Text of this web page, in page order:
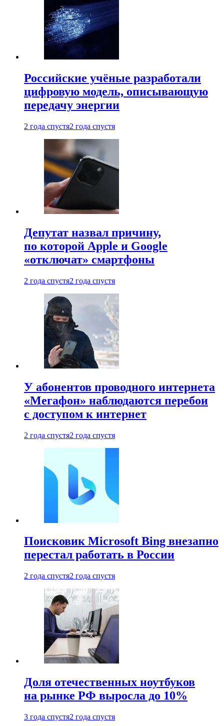
Российские учёные разработали
цифровую модель, описывающую
передачу энергии
2 года спустя2 года спустя
Депутат назвал причину,
по которой Apple и Google
«отключат» смартфоны
2 года спустя2 года спустя
У абонентов проводного интернета
«Мегафон» наблюдаются перебои
с доступом к интернет
2 года спустя2 года спустя
Поисковик Microsoft Bing внезапно
перестал работать в России
2 года спустя2 года спустя
Доля отечественных ноутбуков
на рынке РФ выросла до 10%
3 года спустя2 года спустя